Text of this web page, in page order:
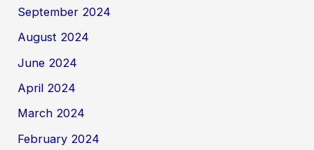
September 2024
August 2024
June 2024
April 2024
March 2024
February 2024